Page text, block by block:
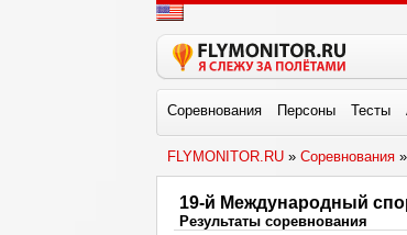
Соревнования Персоны Тесты
FLYMONITOR.RU » Соревнования »
19-й Международный
Результаты соревнования